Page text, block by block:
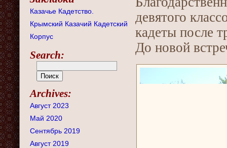
Казачье Кадетство.
Крымский Казачий Кадетский
Корпус
Search:
Archives:
Август 2023
Май 2020
Сентябрь 2019
Август 2019
девятого
кадеты после
До новой